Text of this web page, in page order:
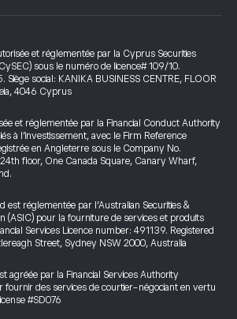
et réglementée par la Cyprus Securities
sous le numéro de licence# 109/10.
social: KANIKA BUSINESS CENTRE, FLOOR
4046 Cyprus
et réglementée par la Financial Conduct Authority
à l’investissement, avec le Firm Reference
en Angleterre sous le Company No.
floor, One Canada Square, Canary Wharf,
est réglementée par l’Australian Securities &
(ASIC) pour la fourniture de services et produits
Services Licence number: 491139. Registered
Street, Sydney NSW 2000, Australia
agréée par la Financial Services Authority
fournir des services de courtier-négociant en vertu
#SD076